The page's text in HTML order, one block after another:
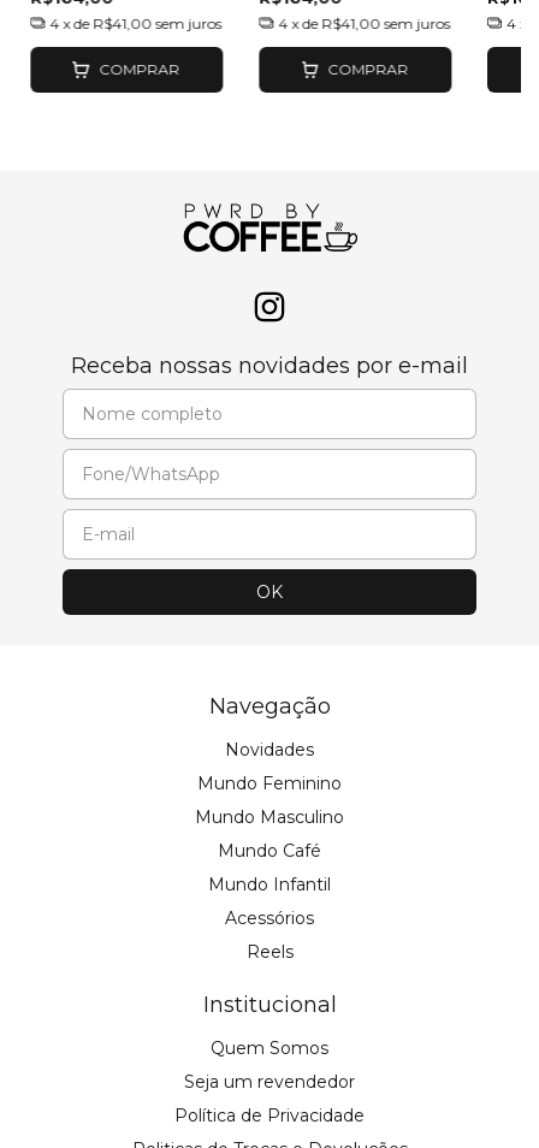
4 x de R$41,00 sem juros
COMPRAR
4 x de R$41,00 sem juros
COMPRAR
4 x
Receba nossas novidades por e-mail
Navegação
Novidades
Mundo Feminino
Mundo Masculino
Mundo Café
Mundo Infantil
Acessórios
Reels
Institucional
Quem Somos
Seja um revendedor
Política de Privacidade